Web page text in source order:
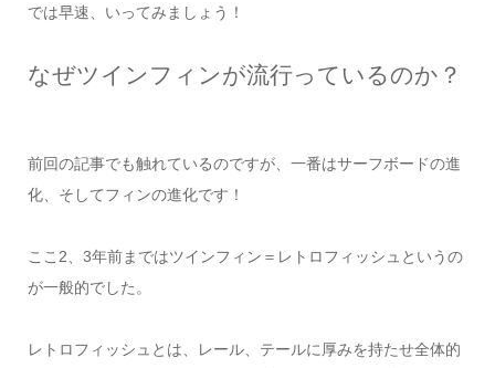
では早速、いってみましょう！
なぜツインフィンが流行っているのか？
前回の記事でも触れているのですが、一番はサーフボードの進
化、そしてフィンの進化です！
ここ2、3年前まではツインフィン＝レトロフィッシュというの
が一般的でした。
レトロフィッシュとは、レール、テールに厚みを持たせ全体的